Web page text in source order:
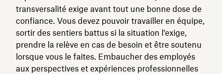
transversalité exige avant tout une bonne dose de
confiance. Vous devez pouvoir travailler en équipe,
sortir des sentiers battus si la situation l’exige,
prendre la relève en cas de besoin et être soutenu
lorsque vous le faites. Embaucher des employés
aux perspectives et expériences professionnelles